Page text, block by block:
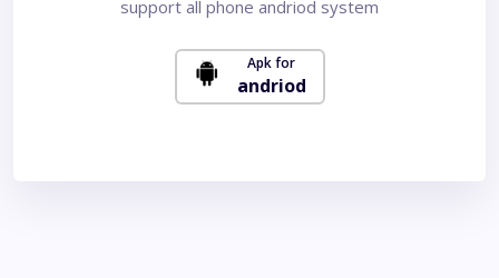
support all phone andriod system
Apk for
andriod